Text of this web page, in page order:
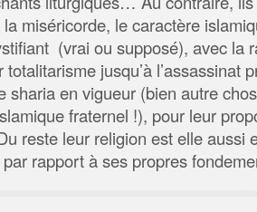
miséricorde, le caractère
(vrai ou supposé), avec la
totalitarisme jusqu’à l’assassinat
sharia en vigueur (bien autre
fraternel !), pour leur
reste leur religion est elle aussi
rapport à ses propres